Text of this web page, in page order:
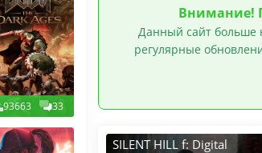
93663 33
Внимание!
Данный сайт больше
регулярные
SILENT HILL f: Digital